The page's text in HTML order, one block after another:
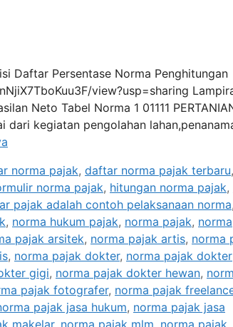
Daftar Persentase Norma Penghitungan
view?usp=sharing
Neto Tabel Norma 1 01111
dari kegiatan pengolahan
norma pajak, daftar norma pajak terbaru,
norma pajak, hitungan norma pajak,
pajak adalah contoh pelaksanaan norma,
, norma hukum pajak, norma pajak, norma
pajak arsitek, norma pajak artis, norma
, norma pajak dokter, norma pajak dokter
gigi, norma pajak dokter hewan,
pajak fotografer, norma pajak
pajak jasa hukum, norma pajak jasa